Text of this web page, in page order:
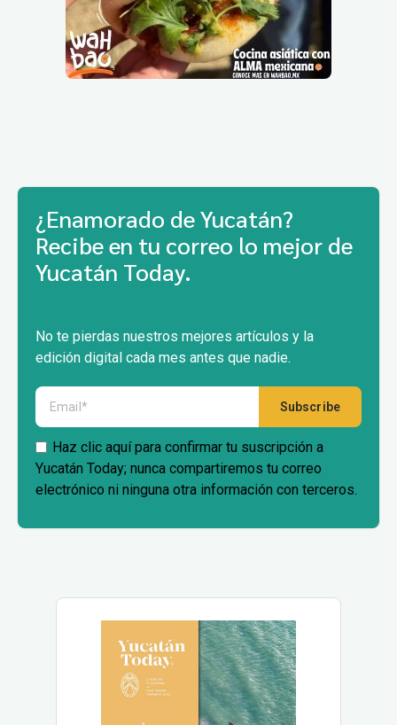
¿Enamorado de Yucatán?
Recibe en tu correo lo mejor de
Yucatán Today.
No te pierdas nuestros mejores artículos y la
edición digital cada mes antes que nadie.
Haz clic aquí para confirmar tu suscripción a
Yucatán Today; nunca compartiremos tu correo
electrónico ni ninguna otra información con terceros.